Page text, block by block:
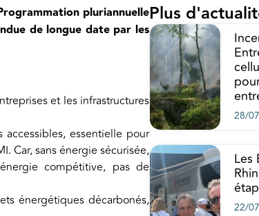
pluriannuelle
de longue date par les
et les infrastructures
essentielle pour
Car, sans énergie sécurisée,
compétitive, pas de
énergétiques décarbonés,
Plus
28/
Les
22/